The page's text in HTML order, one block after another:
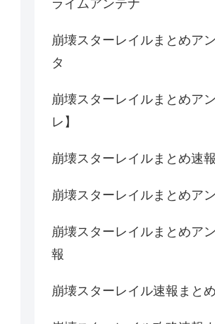
ライムアンテナ
崩壊スターレイルまとめア
タ
崩壊スターレイルまとめア
レ】
崩壊スターレイルまとめ速
崩壊スターレイルまとめア
崩壊スターレイルまとめア
報
崩壊スターレイル速報まと